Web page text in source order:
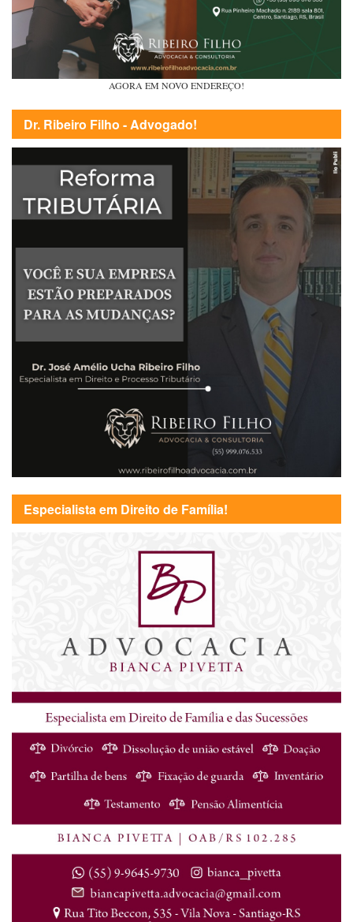
AGORA EM NOVO ENDEREÇO!
Dr. Ribeiro Filho - Advogado!
Especialista em Direito de Família!